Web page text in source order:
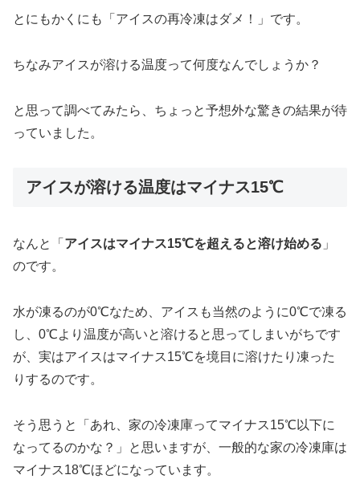
とにもかくにも「アイスの再冷凍はダメ！」です。
ちなみアイスが溶ける温度って何度なんでしょうか？
と思って調べてみたら、ちょっと予想外な驚きの結果が待
っていました。
アイスが溶ける温度はマイナス15℃
なんと「 アイスはマイナス15℃を超えると溶け始める 」
のです。
水が凍るのが0℃なため、アイスも当然のように0℃で凍る
し、0℃より温度が高いと溶けると思ってしまいがちです
が、実はアイスはマイナス15℃を境目に溶けたり凍った
りするのです。
そう思うと「あれ、家の冷凍庫ってマイナス15℃以下に
なってるのかな？」と思いますが、一般的な家の冷凍庫は
マイナス18℃ほどになっています。